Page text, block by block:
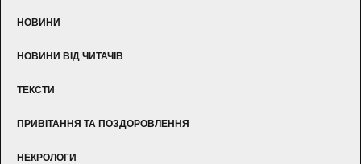
НОВИНИ
НОВИНИ ВІД ЧИТАЧІВ
ТЕКСТИ
ПРИВІТАННЯ ТА ПОЗДОРОВЛЕННЯ
НЕКРОЛОГИ